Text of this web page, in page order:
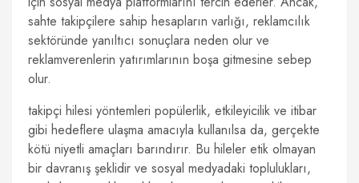
sahte takipçilere sahip hesapların varlığı, reklamcılık
sektöründe yanıltıcı sonuçlara neden olur ve
reklamverenlerin yatırımlarının boşa gitmesine sebep
olur.
takipçi hilesi yöntemleri popülerlik, etkileyicilik ve itibar
gibi hedeflere ulaşma amacıyla kullanılsa da, gerçekte
kötü niyetli amaçları barındırır. Bu hileler etik olmayan
bir davranış şeklidir ve sosyal medyadaki toplulukları,